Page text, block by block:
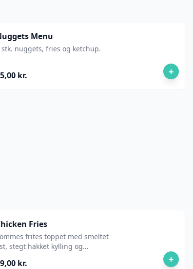
Menu
stk. nuggets, fries og ketchup.
kr. +
Fries
frites toppet med smeltet
stegt hakket kylling og
kr. +